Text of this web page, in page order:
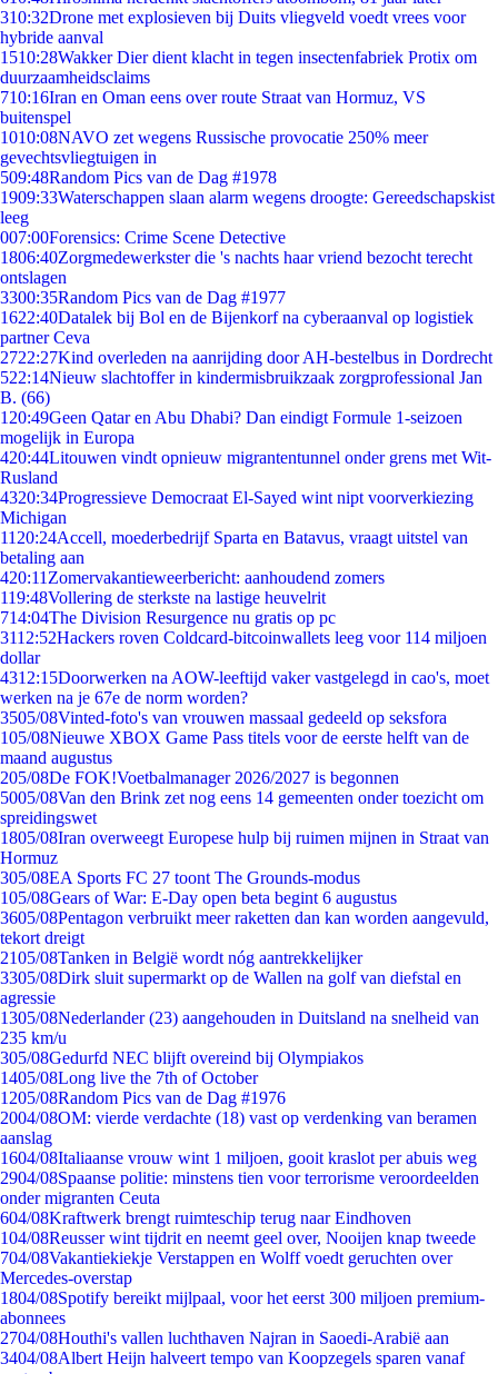
310:32Drone met explosieven bij Duits vliegveld voedt vrees voor
hybride aanval
1510:28Wakker Dier dient klacht in tegen insectenfabriek Protix om
duurzaamheidsclaims
710:16Iran en Oman eens over route Straat van Hormuz, VS
buitenspel
1010:08NAVO zet wegens Russische provocatie 250% meer
gevechtsvliegtuigen in
509:48Random Pics van de Dag #1978
1909:33Waterschappen slaan alarm wegens droogte: Gereedschapskist
leeg
007:00Forensics: Crime Scene Detective
1806:40Zorgmedewerkster die 's nachts haar vriend bezocht terecht
ontslagen
3300:35Random Pics van de Dag #1977
1622:40Datalek bij Bol en de Bijenkorf na cyberaanval op logistiek
partner Ceva
2722:27Kind overleden na aanrijding door AH-bestelbus in Dordrecht
522:14Nieuw slachtoffer in kindermisbruikzaak zorgprofessional Jan
B. (66)
1 20:49Geen Qatar en Abu Dhabi? Dan eindigt Formule 1-seizoen
mogelijk in Europa
420:44Litouwen vindt opnieuw migrantentunnel onder grens met Wit-
Rusland
4320:34Progressieve Democraat El-Sayed wint nipt voorverkiezing
Michigan
11 20:24Accell, moederbedrijf Sparta en Batavus, vraagt uitstel van
betaling aan
420:11 Zomervakantieweerbericht: aanhoudend zomers
119:48Vollering de sterkste na lastige heuvelrit
714:04The Division Resurgence nu gratis op pc
3112:52Hackers roven Coldcard-bitcoinwallets leeg voor 114 miljoen
dollar
4312:15Doorwerken na AOW-leeftijd vaker vastgelegd in cao's, moet
werken na je 67e de norm worden?
3505/08Vinted-foto's van vrouwen massaal gedeeld op seksfora
105/08Nieuwe XBOX Game Pass titels voor de eerste helft van de
maand augustus
205/08De FOK!Voetbalmanager 2026/2027 is begonnen
5005/08Van den Brink zet nog eens 14 gemeenten onder toezicht om
spreidingswet
1805/08Iran overweegt Europese hulp bij ruimen mijnen in Straat van
Hormuz
305/08EA Sports FC 27 toont The Grounds-modus
105/08Gears of War: E-Day open beta begint 6 augustus
3605/08Pentagon verbruikt meer raketten dan kan worden aangevuld,
tekort dreigt
2105/08Tanken in België wordt nóg aantrekkelijker
3305/08Dirk sluit supermarkt op de Wallen na golf van diefstal en
agressie
1305/08Nederlander (23) aangehouden in Duitsland na snelheid van
235 km/u
305/08Gedurfd NEC blijft overeind bij Olympiakos
1405/08Long live the 7th of October
1205/08Random Pics van de Dag #1976
2004/08OM: vierde verdachte (18) vast op verdenking van beramen
aanslag
1604/08Italiaanse vrouw wint 1 miljoen, gooit kraslot per abuis weg
2904/08Spaanse politie: minstens tien voor terrorisme veroordeelden
onder migranten Ceuta
604/08Kraftwerk brengt ruimteschip terug naar Eindhoven
104/08Reusser wint tijdrit en neemt geel over, Nooijen knap tweede
704/08Vakantiekiekje Verstappen en Wolff voedt geruchten over
Mercedes-overstap
1804/08Spotify bereikt mijlpaal, voor het eerst 300 miljoen premium-
abonnees
2704/08Houthi's vallen luchthaven Najran in Saoedi-Arabië aan
3404/08Albert Heijn halveert tempo van Koopzegels sparen vanaf